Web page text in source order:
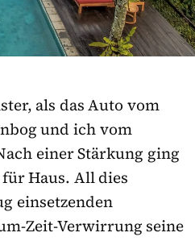
als das Auto vom
und ich vom
einer Stärkung ging
Haus. All dies
einsetzenden
Zeit-Verwirrung seine